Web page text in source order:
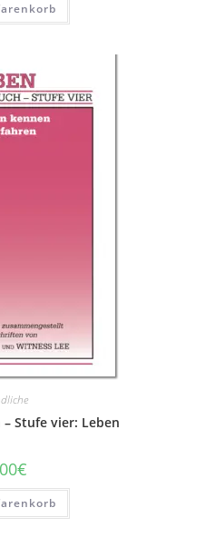
Stufe vier: Leben
€